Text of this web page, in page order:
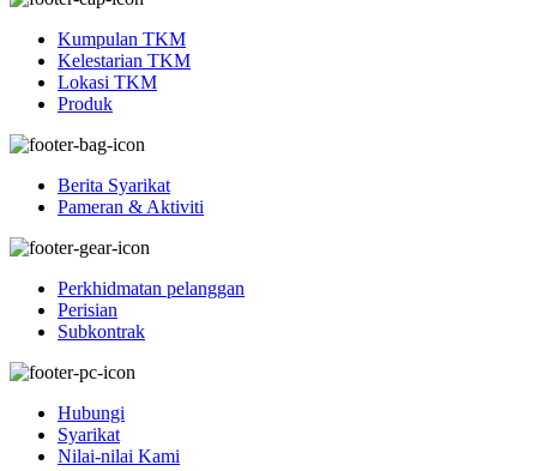
Kumpulan TKM
Kelestarian TKM
Lokasi TKM
Produk
Berita Syarikat
Pameran & Aktiviti
Perkhidmatan pelanggan
Perisian
Subkontrak
Hubungi
Syarikat
Nilai-nilai Kami